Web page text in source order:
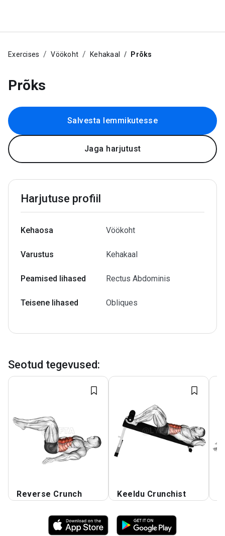
Exercises Vöökoht Kehakaal Prõks
Prõks
Salvesta lemmikutesse
Jaga harjutust
Harjutuse profiil
Kehaosa Vöökoht
Varustus Kehakaal
Peamised lihased Rectus Abdominis
Teisene lihased Obliques
Seotud tegevused:
Reverse Crunch Keeldu Crunchist